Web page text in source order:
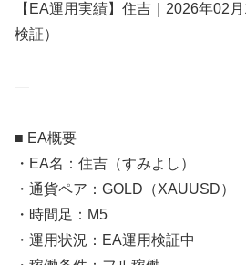
【EA運用実績】住吉｜2026年02
検証）
—
■ EA概要
・EA名：住吉（すみよし）
・通貨ペア：GOLD（XAUUSD）
・時間足：M5
・運用状況：EA運用検証中